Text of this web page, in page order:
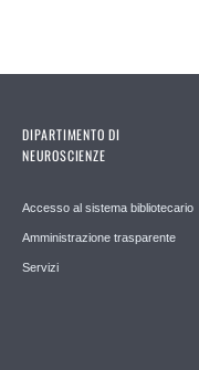
DIPARTIMENTO DI
NEUROSCIENZE
Accesso al sistema bibliotecario
Amministrazione trasparente
Servizi